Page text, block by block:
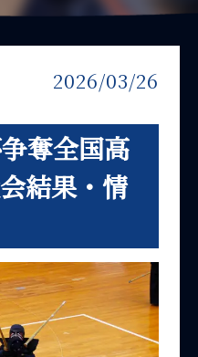
2026/03/26
奪全国高
結果・情